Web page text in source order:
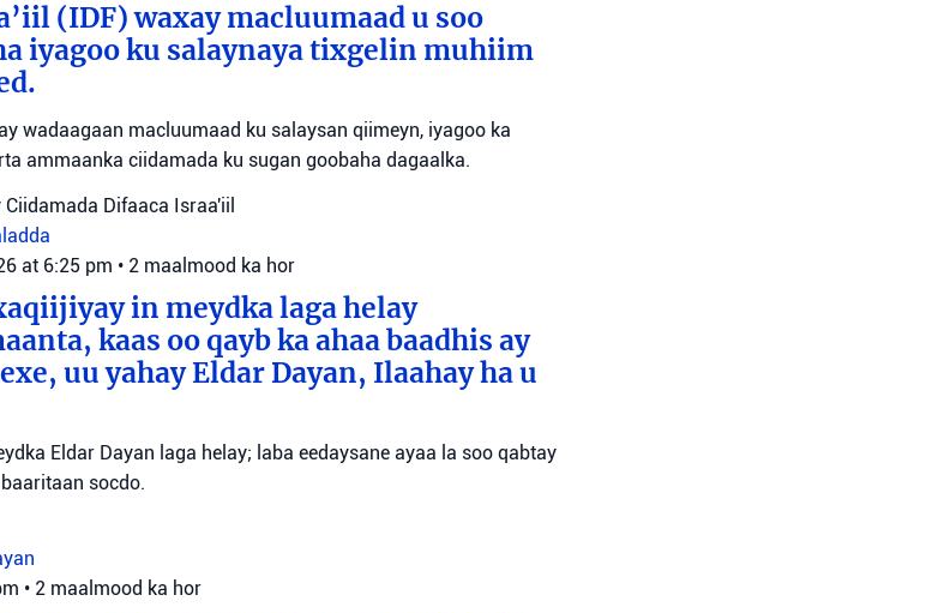
(IDF) waxay macluumaad u soo
iyagoo ku salaynaya tixgelin muhiim
wadaagaan macluumaad ku salaysan qiimeyn, iyagoo ka
ammaanka ciidamada ku sugan goobaha dagaalka.
Difaaca Israa'iil
at 6:25 pm • 2 maalmood ka hor
in meydka laga helay
kaas oo qayb ka ahaa baadhis ay
uu yahay Eldar Dayan, Ilaahay ha u
Eldar Dayan laga helay; laba eedaysane ayaa la soo qabtay
socdo.
• 2 maalmood ka hor